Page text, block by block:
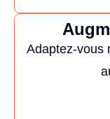
Adaptez-vous